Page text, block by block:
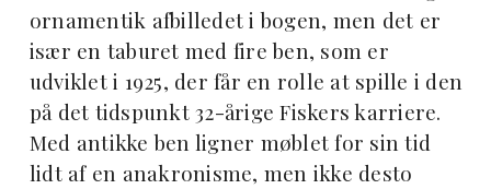
ornamentik afbilledet i bogen, men det er
især en taburet med fire ben, som er
udviklet i 1925, der får en rolle at spille i den
på det tidspunkt 32-årige Fiskers karriere.
Med antikke ben ligner møblet for sin tid
lidt af en anakronisme, men ikke desto